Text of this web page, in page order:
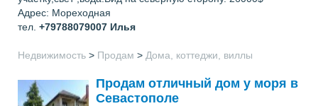
Адрес: Мореходная
тел. +79788079007 Илья
Недвижимость > Продам > Дома, коттеджи, виллы
Продам отличный дом у моря в
Севастополе